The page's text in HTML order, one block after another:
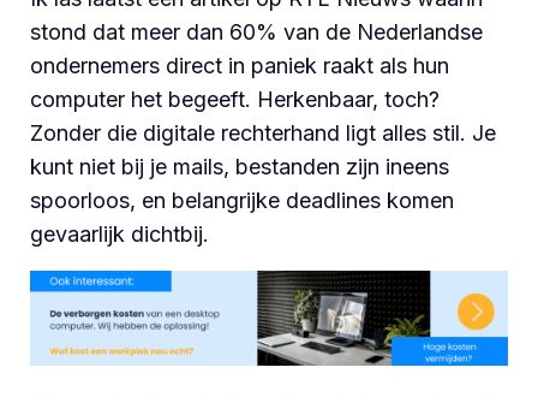
stond dat meer dan 60% van de Nederlandse
ondernemers direct in paniek raakt als hun
computer het begeeft. Herkenbaar, toch?
Zonder die digitale rechterhand ligt alles stil. Je
kunt niet bij je mails, bestanden zijn ineens
spoorloos, en belangrijke deadlines komen
gevaarlijk dichtbij.